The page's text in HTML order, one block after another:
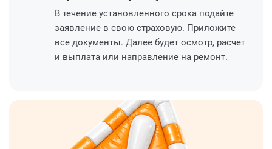
В течение установленного срока подайте
заявление в свою страховую. Приложите
все документы. Далее будет осмотр, расчет
и выплата или направление на ремонт.